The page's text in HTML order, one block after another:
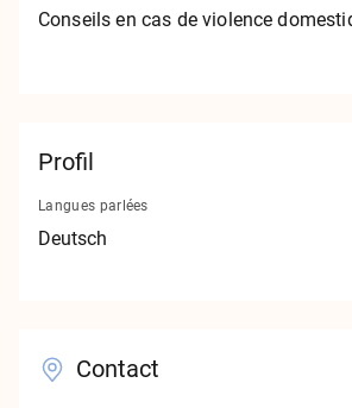
Conseils en cas de violence
Profil
Langues parlées
Deutsch
Contact